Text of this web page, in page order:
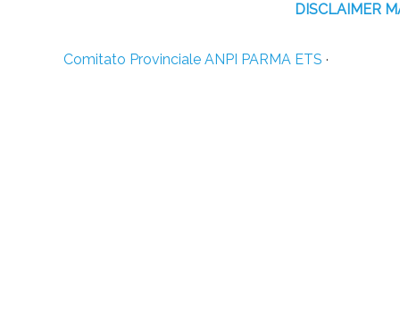
DISCLAIMER
Comitato Provinciale ANPI PARMA ETS ·